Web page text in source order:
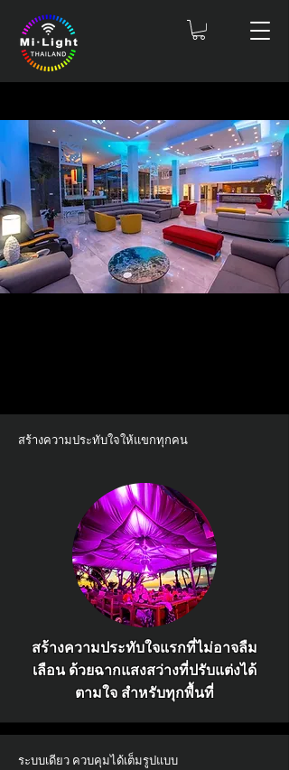
สร้างความประทับใจให้แขกทุกคน
สร้างความประทับใจแรกที่ไม่อาจลืม
เลือน ด้วยฉากแสงสว่างที่ปรับแต่งได้
ตามใจ สำหรับทุกพื้นที่
ระบบเดียว ควบคุมได้เต็มรูปแบบ